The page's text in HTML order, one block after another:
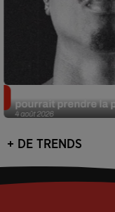
4 août 2026
pourrait prendre la
+ DE TRENDS